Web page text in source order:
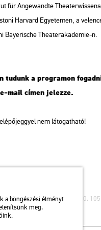
für An­ge­wand­te
Har­vard Egye­te­men, a
Baye­ris­che Thea­ter­aka­de­mie-n.
a prog­ra­mon
e-mail címen je­lez­ze.
nem lá­to­gat­ha­tó!
75, 79 / Autóbusz: 20, 30, 105
a böngészési élményt
meg,